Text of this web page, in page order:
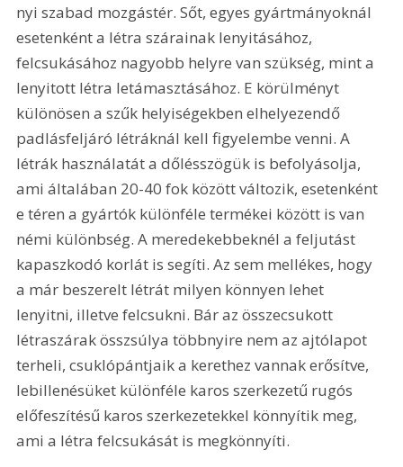
nyi szabad mozgástér. Sőt, egyes gyártmányoknál
esetenként a létra szárainak lenyitásához,
felcsukásához nagyobb helyre van szükség, mint a
lenyitott létra letámasztásához. E körülményt
különösen a szűk helyiségekben elhelyezendő
padlásfeljáró létráknál kell figyelembe venni. A
létrák használatát a dőlésszögük is befolyásolja,
ami általában 20-40 fok között változik, esetenként
e téren a gyártók különféle termékei között is van
némi különbség. A meredekebbeknél a feljutást
kapaszkodó korlát is segíti. Az sem mellékes, hogy
a már beszerelt létrát milyen könnyen lehet
lenyitni, illetve felcsukni. Bár az összecsukott
létraszárak összsúlya többnyire nem az ajtólapot
terheli, csuklópántjaik a kerethez vannak erősítve,
lebillenésüket különféle karos szerkezetű rugós
előfeszítésű karos szerkezetekkel könnyítik meg,
ami a létra felcsukását is megkönnyíti.